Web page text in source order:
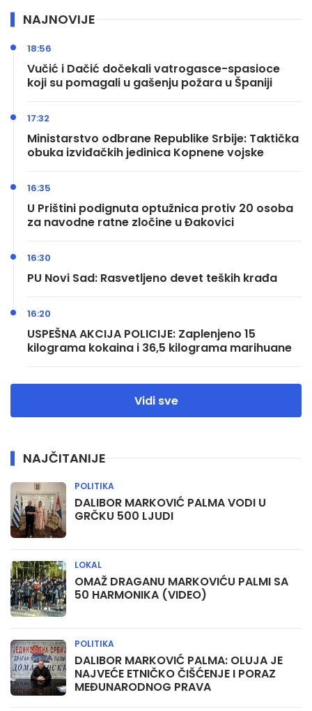
NAJNOVIJE
Vučić i Dačić dočekali vatrogasce-spasioce
koji su pomagali u gašenju požara u Španiji
18:56
Ministarstvo odbrane Republike Srbije: Taktička
obuka izviđačkih jedinica Kopnene vojske
17:32
U Prištini podignuta optužnica protiv 20 osoba
za navodne ratne zločine u Đakovici
16:35
PU Novi Sad: Rasvetljeno devet teških krađa
16:30
USPEŠNA AKCIJA POLICIJE: Zaplenjeno 15
kilograma kokaina i 36,5 kilograma marihuane
16:20
Vidi sve
NAJČITANIJE
DALIBOR MARKOVIĆ PALMA VODI U
GRČKU 500 LJUDI
POLITIKA
OMAŽ DRAGANU MARKOVIĆU PALMI SA
50 HARMONIKA (VIDEO)
LOKAL
DALIBOR MARKOVIĆ PALMA: OLUJA JE
NAJVEĆE ETNIČKO ČIŠĆENJE I PORAZ
MEĐUNARODNOG PRAVA
POLITIKA